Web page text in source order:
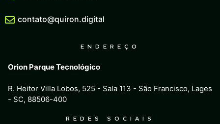
contato@quiron.digital
ENDEREÇO
Orion Parque Tecnológico
R. Heitor Villa Lobos, 525 - Sala 113 - São Francisco, Lages
- SC, 88506-400
REDES SOCIAIS